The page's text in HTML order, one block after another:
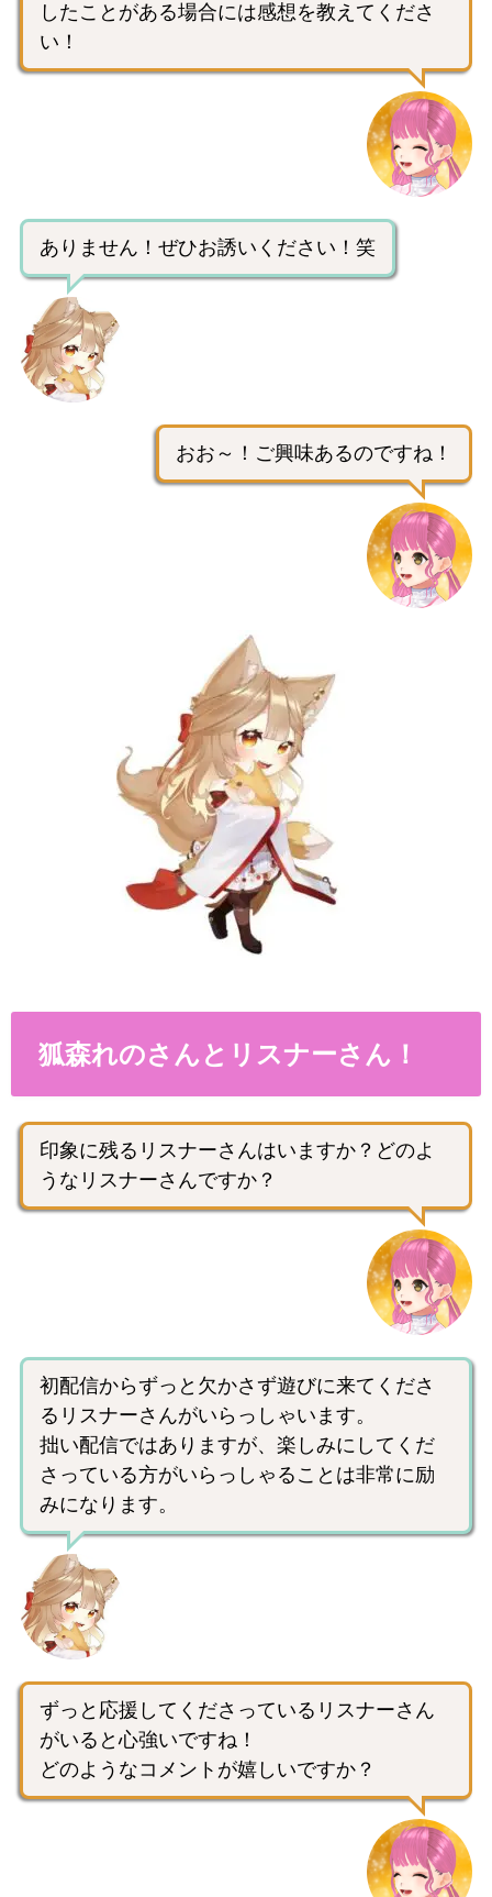
したことがある場合には感想を教えてくださ
い！
ありません！ぜひお誘いください！笑
おお～！ご興味あるのですね！
狐森れのさんとリスナーさん！
印象に残るリスナーさんはいますか？どのよ
うなリスナーさんですか？
初配信からずっと欠かさず遊びに来てくださ
るリスナーさんがいらっしゃいます。
拙い配信ではありますが、楽しみにしてくだ
さっている方がいらっしゃることは非常に励
みになります。
ずっと応援してくださっているリスナーさん
がいると心強いですね！
どのようなコメントが嬉しいですか？